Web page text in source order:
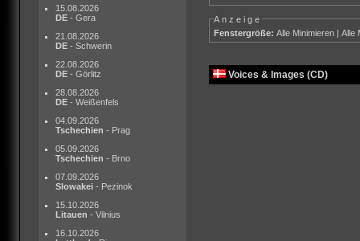
15.08.2026
DE - Gera
21.08.2026
DE - Schwerin
22.08.2026
DE - Görlitz
28.08.2026
DE - Weißenfels
04.09.2026
Tschechien - Prag
05.09.2026
Tschechien - Brno
07.09.2026
Slowakei - Pezinok
15.10.2026
Litauen - Vilnius
16.10.2026
Anzeige
Fenstergröße: Alle Minimieren |Alle
Voices & Images (CD)